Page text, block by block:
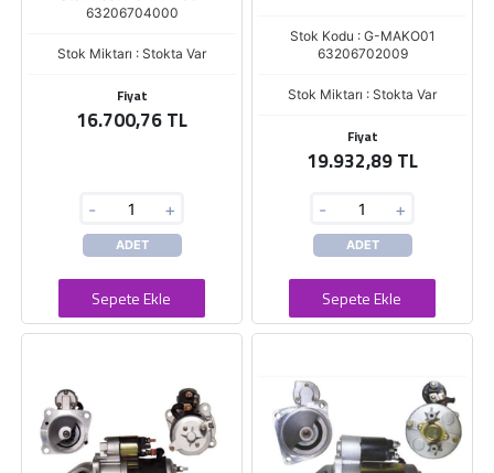
63206704000
Stok Miktarı : Stokta Var
Fiyat
16.700,76 TL
- +
ADET
Sepete Ekle
Stok Kodu : G-MAKO01
63206702009
Stok Miktarı : Stokta Var
Fiyat
19.932,89 TL
- +
ADET
Sepete Ekle